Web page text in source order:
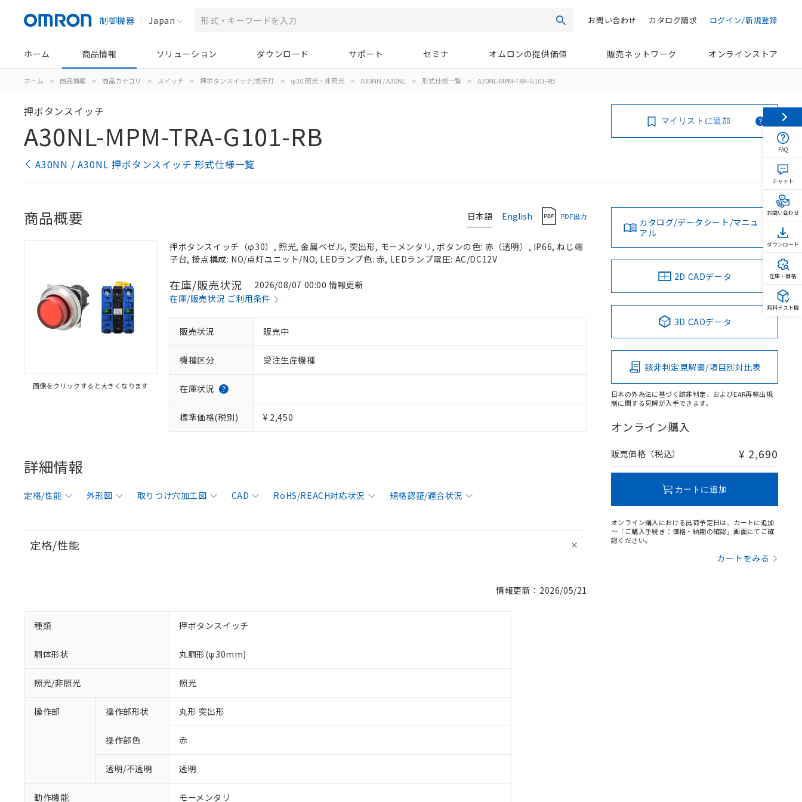
制御機器 Japan 検索 ログイン/新規登録
カタログ請求
お問い合わせ
ホーム 商品情報 ソリューション ダウンロード サポート セミナ オムロンの提供価値 販売ネットワーク オンラインストア
ホーム > 商品情報 > 商品カテゴリ > スイッチ > 押ボタンスイッチ/表示灯 > φ30:照光・非照光 > A30NN / A30NL > 形式仕様一覧 > A30NL-MPM-TRA-G101-RB
押ボタンスイッチ
A30NL-MPM-TRA-G101-RB
A30NN / A30NL 押ボタンスイッチ 形式仕様一覧
マイリストに追加
日本語 English PDF出力
商品概要
画像をクリックすると大きくなります
押ボタンスイッチ（φ30）, 照光, 金属ベゼル, 突出形, モーメンタリ, ボタンの色: 赤（透明）, IP66, ねじ端
子台, 接点構成: NO/点灯ユニット/NO, LEDランプ色: 赤, LEDランプ電圧: AC/DC12V
在庫/販売状況
2026/08/07 00:00 情報更新
在庫/販売状況 ご利用条件
販売状況 販売中
機種区分 受注生産機種
在庫状況
標準価格(税別) ¥ 2,450
詳細情報
定格/性能 外形図 取りつけ穴加工図 CAD RoHS/REACH対応状況 規格認証/適合状況
定格/性能
情報更新：2026/05/21
種類 押ボタンスイッチ
胴体形状 丸胴形(φ30mm)
照光/非照光 照光
操作部 操作部形状 丸形 突出形
操作部色 赤
透明/不透明 透明
動作機能 モーメンタリ
カタログ/データシート/マニュ
アル
2D CADデータ
3D CADデータ
該非判定見解書/項目別対比表
日本の外為法に基づく該非判定、およびEAR再輸出規
制に関する見解が入手できます。
オンライン購入
販売価格（税込） ¥ 2,690
カートに追加
オンライン購入における出荷予定日は、カートに追加
～「ご購入手続き：価格・納期の確認」画面にてご確
認ください。
カートをみる
FAQ
チャット
お問い合わせ
ダウンロード
在庫・価格
無料テスト機